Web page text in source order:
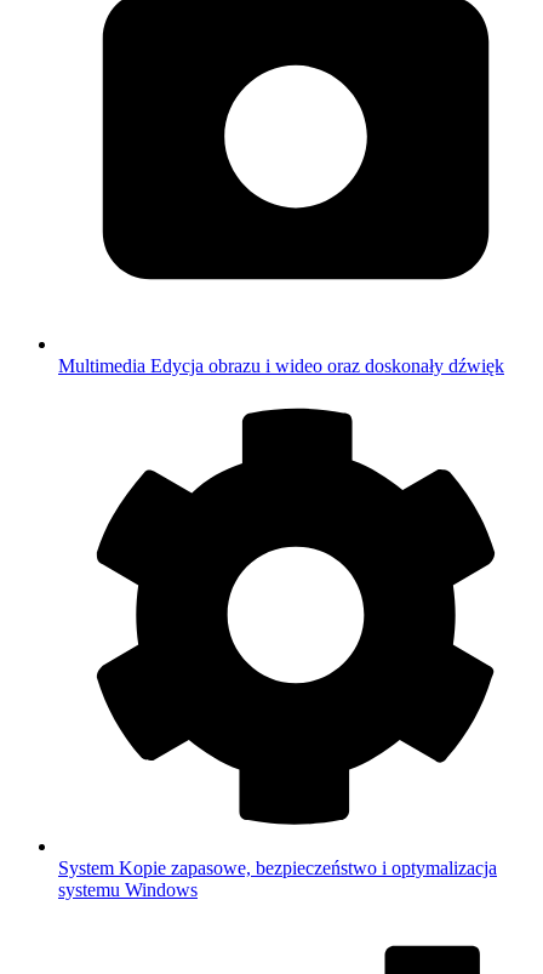
Multimedia Edycja obrazu i wideo oraz doskonały dźwięk
System Kopie zapasowe, bezpieczeństwo i optymalizacja
systemu Windows